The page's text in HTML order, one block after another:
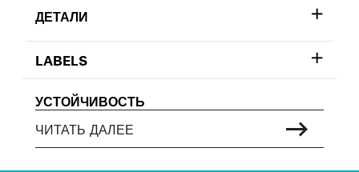
ДЕТАЛИ
LABELS
УСТОЙЧИВОСТЬ
ЧИТАТЬ ДАЛЕЕ